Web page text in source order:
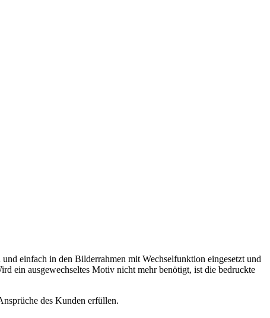
einfach in den Bilderrahmen mit Wechselfunktion eingesetzt und
ein ausgewechseltes Motiv nicht mehr benötigt, ist die bedruckte
des Kunden erfüllen.